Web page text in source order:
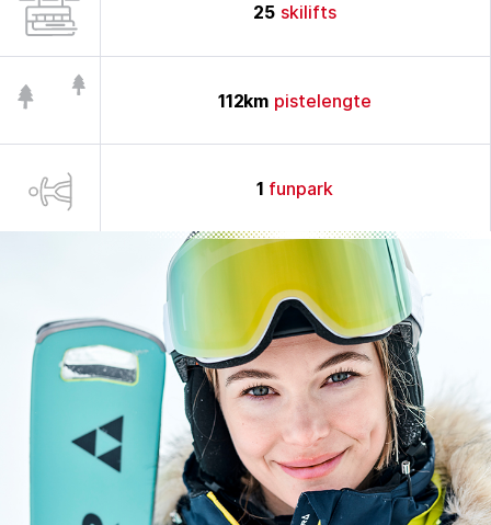
25 skilifts
112km pistelengte
1 funpark